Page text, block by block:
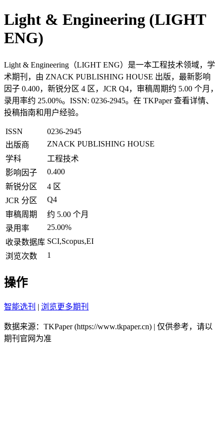
Light & Engineering (LIGHT
ENG)
Light & Engineering（LIGHT ENG）是一本工程技术领域，学
术期刊，由 ZNACK PUBLISHING HOUSE 出版，最新影响
因子 0.400，新锐分区 4 区，JCR Q4，审稿周期约 5.00 个月，
录用率约 25.00%。ISSN: 0236-2945。在 TKPaper 查看详情、
投稿指南和用户经验。
ISSN
0236-2945
出版商
ZNACK PUBLISHING HOUSE
学科
工程技术
影响因子
0.400
新锐分区
4 区
JCR 分区
Q4
审稿周期
约 5.00 个月
录用率
25.00%
收录数据库 SCI,Scopus,EI
浏览次数
1
操作
智能选刊 | 浏览更多期刊
数据来源：TKPaper (https://www.tkpaper.cn) | 仅供参考，请以
期刊官网为准